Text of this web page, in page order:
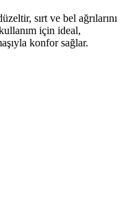
sırt ve bel ağrılarını
için ideal,
konfor sağlar.